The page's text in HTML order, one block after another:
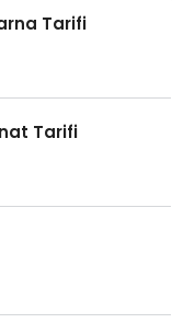
Tarifi
Tarifi